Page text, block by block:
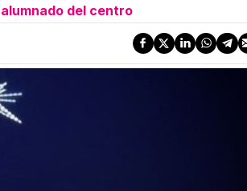
del centro